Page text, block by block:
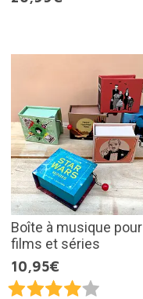
Boîte à musique pour
films et séries
10,95€